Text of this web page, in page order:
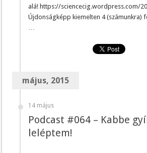
alá! https://sciencecig.wordpress.com/
Újdonságképp kiemelten 4 (számunkra)
május, 2015
14 május
Podcast #064 – Kabbe
leléptem!